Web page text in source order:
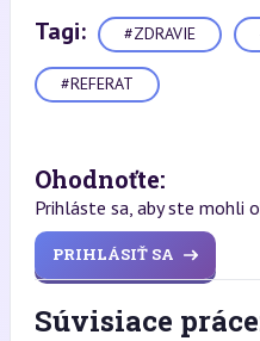
Tagi: #ZDRAVIE
#REFERAT
Ohodnoťte:
Prihláste sa, aby ste mohli
PRIHLÁSIŤ SA
Súvisiace